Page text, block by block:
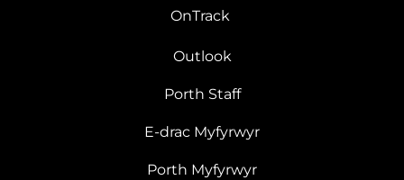
OnTrack
Outlook
Porth Staff
E-drac Myfyrwyr
Porth Myfyrwyr